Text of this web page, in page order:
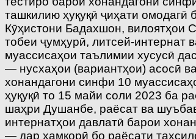
ташкилию ҳуқуқӣ ҷиҳати омодагӣ
Кӯҳистони Бадахшон,
тобеи ҷумҳурӣ, литсей-интернат
муассисаҳои таълимии хусусӣ
— нусхаҳои (вариантҳои) асосӣ
хонандагони синфи 10
ҳуқуқӣ то 15 майи соли 2023 ба
шаҳри Душанбе, раёсат ва
интернатҳои давлатӣ барои
— дар ҳамкорӣ бо раёсати